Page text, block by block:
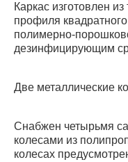
Каркас изготовлен
профиля
полимерно-
дезинфицирующим
Две металлические
Снабжен четырьмя
колесами из
колесах